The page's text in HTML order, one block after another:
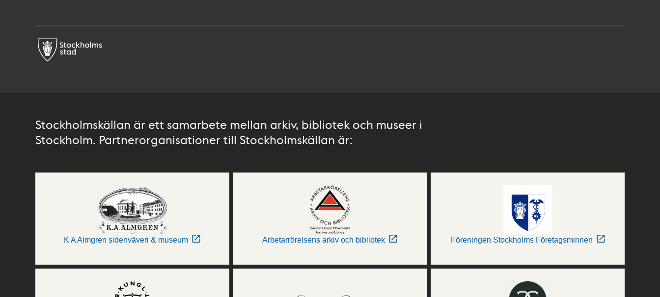
Stockholmskällan är ett samarbete mellan arkiv, bibliotek och museer i
Stockholm. Partnerorganisationer till Stockholmskällan är:
K A Almgren sidenväveri & museum Arbetarrörelsens arkiv och bibliotek Föreningen Stockholms Företagsminnen